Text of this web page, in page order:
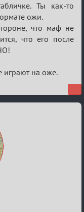
Ты как-то
ожи.
что маф не
что его после
играют на оже.